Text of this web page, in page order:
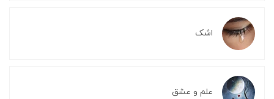
اشک
علم و عشق